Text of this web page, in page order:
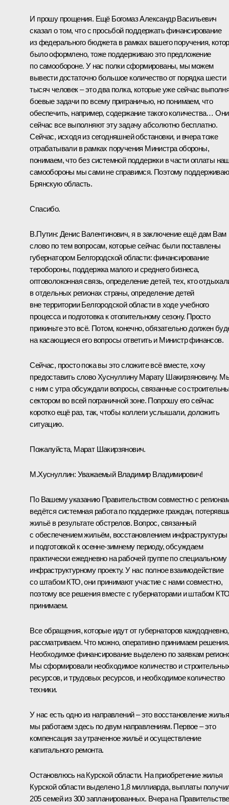
И прошу прощения. Ещё Богомаз Александр Васильевич
сказал о том, что с просьбой поддержать финансирование
из федерального бюджета в рамках вашего поручения,
было оформлено, тоже поддерживаю это предложение
по самообороне. У нас полки сформированы, мы можем
вывести достаточно большое количество от порядка шести
тысяч человек – это два полка, которые уже сейчас
боевые задачи по всему приграничью, но понимаем, что
обеспечить, например, содержание такого количества… Они
сейчас все выполняют эту задачу абсолютно бесплатно.
Сейчас, исходя из сегодняшней обстановки, и вчера тоже
отрабатывали в рамках поручения Министра обороны,
понимаем, что без системной поддержки в части оплаты
самообороны мы сами не справимся. Поэтому поддерживаю
Брянскую область.
Спасибо.
В.Путин: Денис Валентинович, я в заключение ещё дам Вам
слово по тем вопросам, которые сейчас были поставлены
губернатором Белгородской области: финансирование
теробороны, поддержка малого и среднего бизнеса,
оптоволоконная связь, определение детей, тех, кто
в отдельных регионах страны, определение детей
вне территории Белгородской области в ходе учебного
процесса и подготовка к отопительному сезону. Просто
прикиньте это всё. Потом, конечно, обязательно должен
на касающиеся его вопросы ответить и Министр финансов.
Сейчас, просто пока вы это сложите всё вместе, хочу
предоставить слово Хуснуллину Марату Шакирзяновичу.
с ним с утра обсуждали вопросы, связанные со
сектором во всей пограничной зоне. Попрошу его сейчас
коротко ещё раз, так, чтобы коллеги услышали, доложить
ситуацию.
Пожалуйста, Марат Шакирзянович.
М.Хуснуллин: Уважаемый Владимир Владимирович!
По Вашему указанию Правительством совместно с
ведётся системная работа по поддержке граждан,
жильё в результате обстрелов. Вопрос, связанный
с обеспечением жильём, восстановлением инфраструктуры
и подготовкой к осенне-зимнему периоду, обсуждаем
практически ежедневно на рабочей группе по специальному
инфраструктурному проекту. У нас полное взаимодействие
со штабом КТО, они принимают участие с нами совместно,
поэтому все решения вместе с губернаторами и штабом
принимаем.
Все обращения, которые идут от губернаторов каждодневно,
рассматриваем. Что можно, оперативно принимаем решения.
Необходимое финансирование выделено по заявкам
Мы сформировали необходимое количество и
ресурсов, и трудовых ресурсов, и необходимое количество
техники.
У нас есть одно из направлений – это восстановление
мы работаем здесь по двум направлениям. Первое – это
компенсация за утраченное жильё и осуществление
капитального ремонта.
Остановлюсь на Курской области. На приобретение жилья
Курской области выделено 1,8 миллиарда, выплаты
205 семей из 300 запланированных. Вчера на Правительстве